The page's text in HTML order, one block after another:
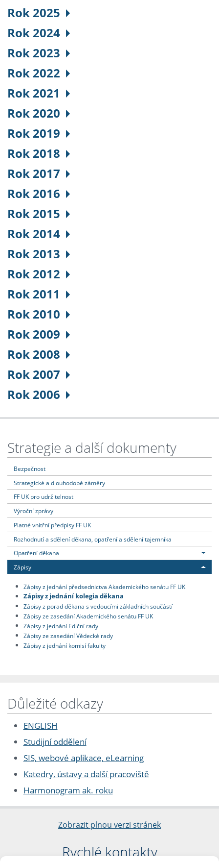
Rok 2025
Rok 2024
Rok 2023
Rok 2022
Rok 2021
Rok 2020
Rok 2019
Rok 2018
Rok 2017
Rok 2016
Rok 2015
Rok 2014
Rok 2013
Rok 2012
Rok 2011
Rok 2010
Rok 2009
Rok 2008
Rok 2007
Rok 2006
Strategie a další dokumenty
Bezpečnost
Strategické a dlouhodobé záměry
FF UK pro udržitelnost
Výroční zprávy
Platné vnitřní předpisy FF UK
Rozhodnutí a sdělení děkana, opatření a sdělení tajemníka
Opatření děkana
Zápisy
Zápisy z jednání předsednictva Akademického senátu FF UK
Zápisy z jednání kolegia děkana
Zápisy z porad děkana s vedoucími základních součástí
Zápisy ze zasedání Akademického senátu FF UK
Zápisy z jednání Ediční rady
Zápisy ze zasedání Vědecké rady
Zápisy z jednání komisí fakulty
Důležité odkazy
ENGLISH
Studijní oddělení
SIS, webové aplikace, eLearning
Katedry, ústavy a další pracoviště
Harmonogram ak. roku
Zobrazit plnou verzi stránek
Rychlé kontakty